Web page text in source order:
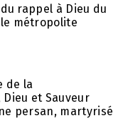
rappel à Dieu du
métropolite
de la
et Sauveur
persan, martyrisé